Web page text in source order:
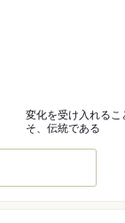
変化を受け入れるこ
そ、伝統である